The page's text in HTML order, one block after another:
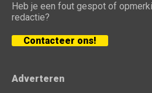
Heb je een fout gespot of
redactie?
Contacteer ons!
Adverteren